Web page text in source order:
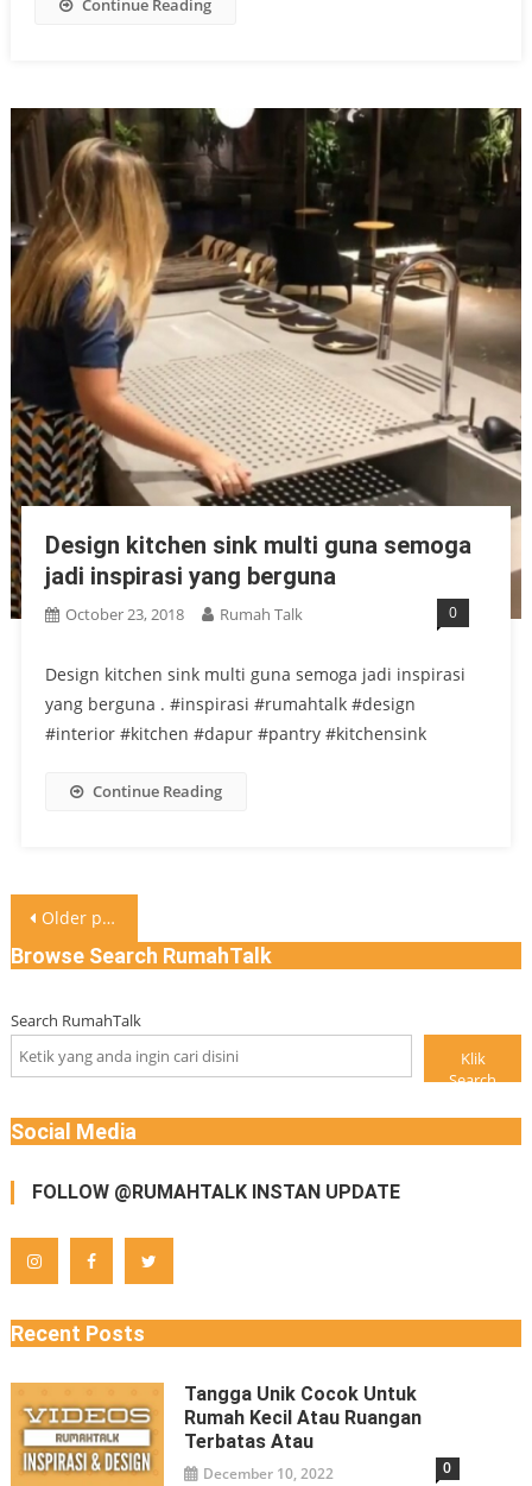
Continue Reading
Design kitchen sink multi guna semoga
jadi inspirasi yang berguna
October 23, 2018 Rumah Talk 0
Design kitchen sink multi guna semoga jadi inspirasi
yang berguna . #inspirasi #rumahtalk #design
#interior #kitchen #dapur #pantry #kitchensink
Continue Reading
Posts
navigation
Older posts
Browse Search RumahTalk
Search RumahTalk
Klik
Search
Social Media
FOLLOW @RUMAHTALK INSTAN UPDATE
Recent Posts
Tangga Unik Cocok Untuk
Rumah Kecil Atau Ruangan
Terbatas Atau
December 10, 2022 0